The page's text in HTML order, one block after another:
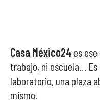
Casa México24 es
trabajo, ni escuela…
laboratorio, una plaza
mismo.